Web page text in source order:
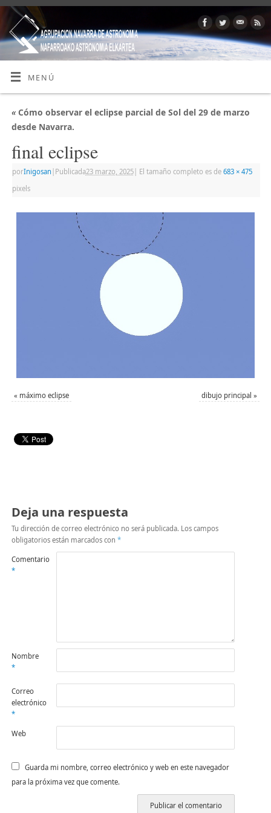
MENÚ
«Cómo observar el eclipse parcial de Sol del 29 de marzo
desde Navarra.
final eclipse
porInigosan Publicada23 marzo, 2025| El tamaño completo es de 683 × 475
pixels
« máximo eclipse dibujo principal »
Deja una respuesta
Tu dirección de correo electrónico no será publicada. Los campos
obligatorios están marcados con *
Comentario
*
Nombre
*
Correo
electrónico
*
Web
Guarda mi nombre, correo electrónico y web en este navegador
para la próxima vez que comente.